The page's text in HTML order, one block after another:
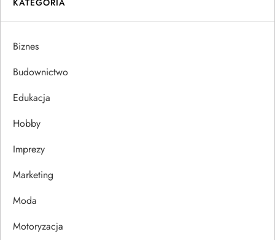
g
a
c
a
w
p
Biznes
Budownictwo
Edukacja
Hobby
Imprezy
Marketing
Moda
Motoryzacja